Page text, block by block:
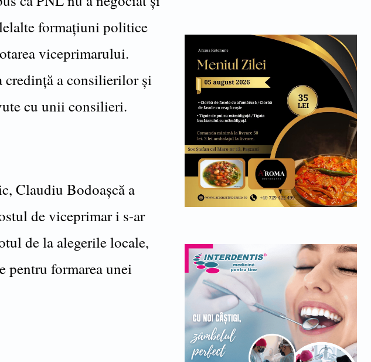
formațiuni politice
viceprimarului.
credință a consilierilor și
cu unii consilieri.
Claudiu Bodoașcă a
de viceprimar i s-ar
de la alegerile locale,
pentru formarea unei